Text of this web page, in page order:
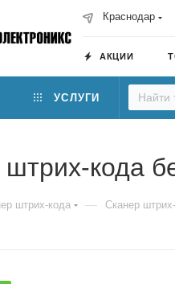
Краснодар
АКЦИИ
УСЛУГИ
кода
штрих-кода — Сканер